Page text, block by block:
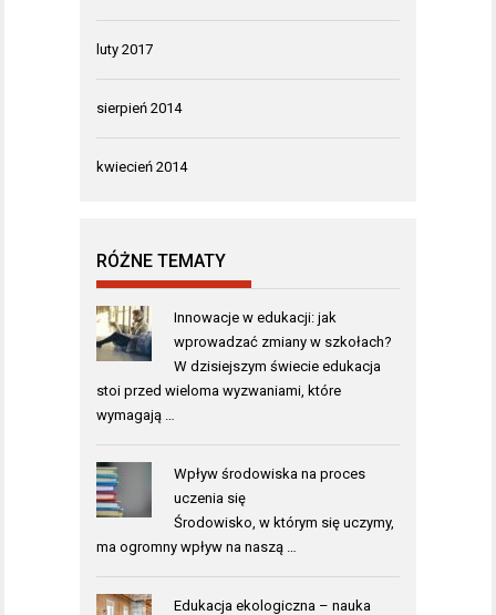
luty 2017
sierpień 2014
kwiecień 2014
RÓŻNE TEMATY
Innowacje w edukacji: jak
wprowadzać zmiany w szkołach?
W dzisiejszym świecie edukacja
stoi przed wieloma wyzwaniami, które
wymagają …
Wpływ środowiska na proces
uczenia się
Środowisko, w którym się uczymy,
ma ogromny wpływ na naszą …
Edukacja ekologiczna – nauka